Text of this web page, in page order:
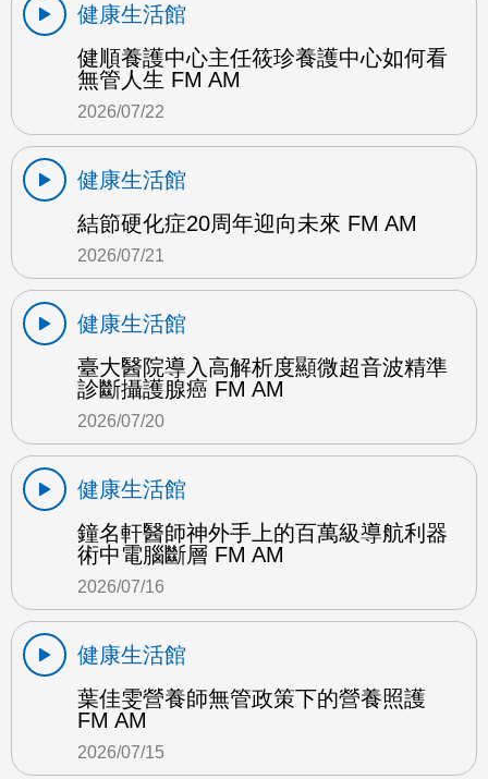
健康生活館
健順養護中心主任筱珍養護中心如何看
無管人生 FM AM
2026/07/22
健康生活館
結節硬化症20周年迎向未來 FM AM
2026/07/21
健康生活館
臺大醫院導入高解析度顯微超音波精準
診斷攝護腺癌 FM AM
2026/07/20
健康生活館
鐘名軒醫師神外手上的百萬級導航利器
術中電腦斷層 FM AM
2026/07/16
健康生活館
葉佳雯營養師無管政策下的營養照護
FM AM
2026/07/15